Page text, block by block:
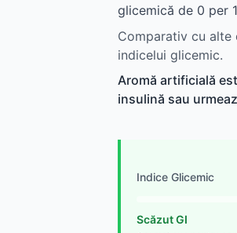
glicemică de 0 per
Comparativ cu alte
indicelui glicemic.
Aromă artificială
insulină sau
Indice Glicemic
Scăzut GI